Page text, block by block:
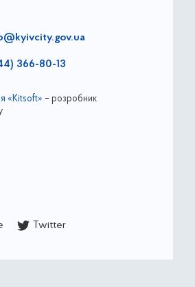
366-80-13
«Kitsoft» – розробник
Twitter